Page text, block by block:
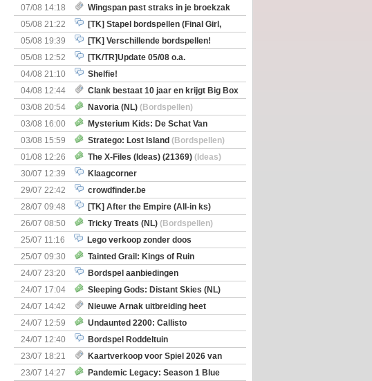
07/08 14:18
Wingspan past straks in je broekzak
05/08 21:22
[TK] Stapel bordspellen (Final Girl,
Nemesis Retaliation, Zombicide Invader)
05/08 19:39
[TK] Verschillende bordspellen!
05/08 12:52
[TK/TR]Update 05/08 o.a.
Prijsverlagingen, Imperium Horizons, 20 Strong
04/08 21:10
Shelfie!
04/08 12:44
Clank bestaat 10 jaar en krijgt Big Box
+ nieuwe uitbreiding
03/08 20:54 Navoria (NL) (Bordspellen)
03/08 16:00
Mysterium Kids: De Schat Van
Kapitein Boe
(Bordspellen)
03/08 15:59 Stratego: Lost Island (Bordspellen)
01/08 12:26
The X-Files (Ideas) (21369) (Ideas)
30/07 12:39
Klaagcorner
29/07 22:42
crowdfinder.be
28/07 09:48
[TK] After the Empire (All-in ks)
26/07 08:50
Tricky Treats (NL) (Bordspellen)
25/07 11:16
Lego verkoop zonder doos
25/07 09:30
Tainted Grail: Kings of Ruin
Uitbreiding: Wyrd Encounters(Bordspellen)
24/07 23:20
Bordspel aanbiedingen
24/07 17:04
Sleeping Gods: Distant Skies (NL)
(Bordspellen)
24/07 14:42
Nieuwe Arnak uitbreiding heet
Surprise Shipments
24/07 12:59
Undaunted 2200: Callisto
(Bordspellen)
24/07 12:40
Bordspel Roddeltuin
23/07 18:21
Kaartverkoop voor Spiel 2026 van
start
23/07 14:27
Pandemic Legacy: Season 1 Blue